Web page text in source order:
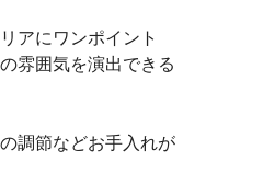
アにワンポイント
雰囲気を演出できる
調節などお手入れが